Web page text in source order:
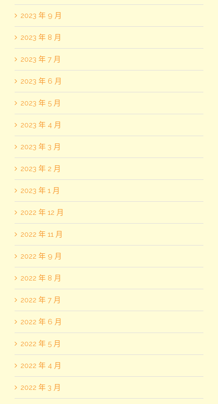
2023 年 9 月
2023 年 8 月
2023 年 7 月
2023 年 6 月
2023 年 5 月
2023 年 4 月
2023 年 3 月
2023 年 2 月
2023 年 1 月
2022 年 12 月
2022 年 11 月
2022 年 9 月
2022 年 8 月
2022 年 7 月
2022 年 6 月
2022 年 5 月
2022 年 4 月
2022 年 3 月